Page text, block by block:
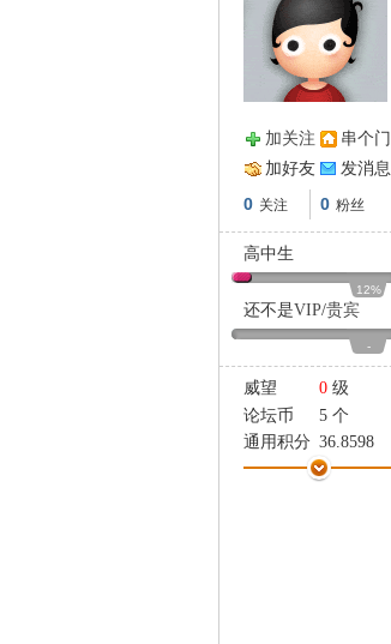
家
加关注
串个门
加好友
发消息
0 关注 0 粉丝
高中生
12%
还不是VIP/贵宾
-
威望 0 级
论坛币
5 个
通用积分 36.8598
学术水平
0 点